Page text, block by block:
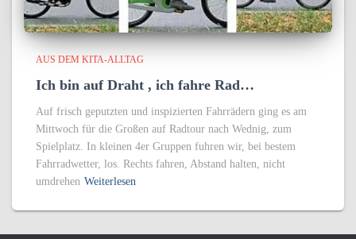
AUS DEM KITA-ALLTAG
Ich bin auf Draht , ich fahre Rad…
Auf frisch geputzten und inspizierten Fahrrädern ging es am
Mittwoch für die Großen auf Radtour nach Wednig, zum
Spielplatz. In kleinen 4er Gruppen fuhren wir, bei bestem
Fahrradwetter, los. Rechts fahren, Abstand halten, nicht
umdrehen Weiterlesen